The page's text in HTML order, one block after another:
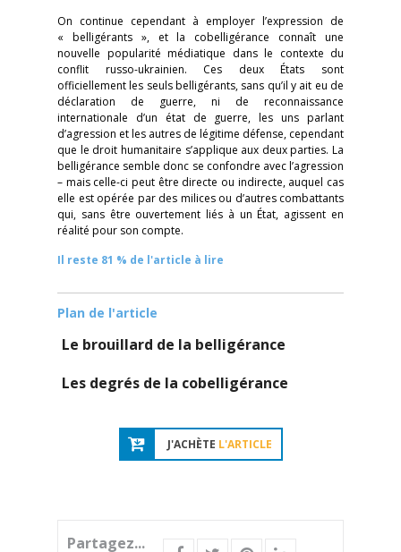
On continue cependant à employer l’expression de
« belligérants », et la cobelligérance connaît une
nouvelle popularité médiatique dans le contexte du
conflit russo-ukrainien. Ces deux États sont
officiellement les seuls belligérants, sans qu’il y ait eu de
déclaration de guerre, ni de reconnaissance
internationale d’un état de guerre, les uns parlant
d’agression et les autres de légitime défense, cependant
que le droit humanitaire s’applique aux deux parties. La
belligérance semble donc se confondre avec l’agression
– mais celle-ci peut être directe ou indirecte, auquel cas
elle est opérée par des milices ou d’autres combattants
qui, sans être ouvertement liés à un État, agissent en
réalité pour son compte.
Il reste 81 % de l'article à lire
Plan de l'article
Le brouillard de la belligérance
Les degrés de la cobelligérance
J'ACHÈTE L'ARTICLE
Partagez...